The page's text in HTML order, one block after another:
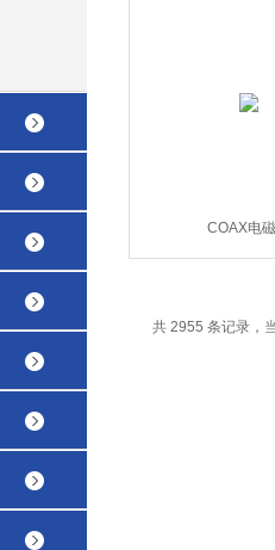
COAX电
共 2955 条记录，